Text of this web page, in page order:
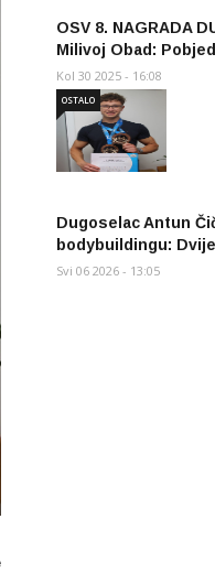
OSV 8. NAGRADA
Milivoj Obad:
Kol 30 2025 - 16:08
Dugoselac Antun
bodybuildingu:
OSTALO
Svi 06 2026 - 13:05